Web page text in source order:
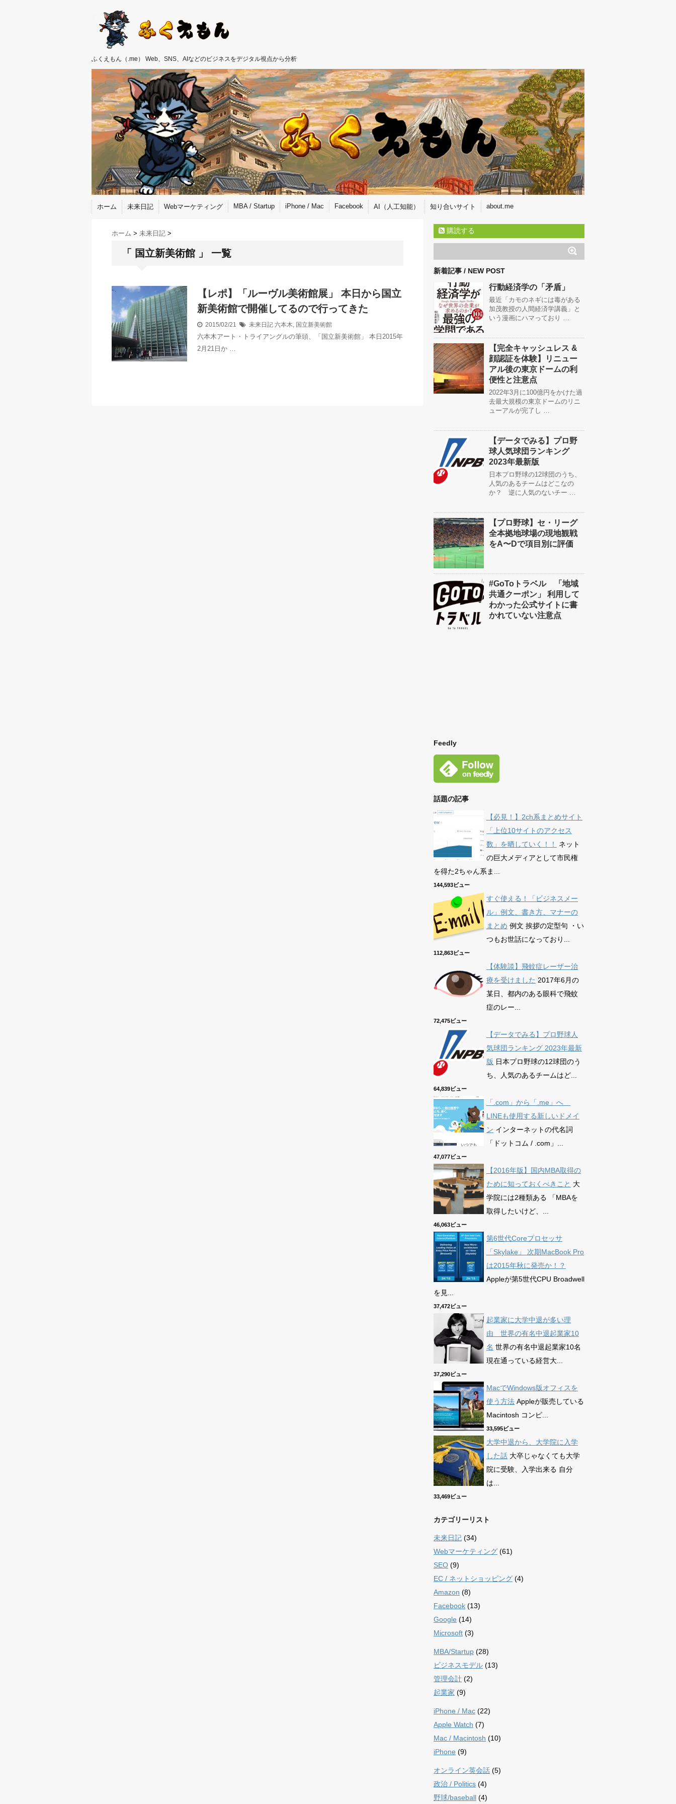
ふくえもん（.me） Web、SNS、AIなどのビジネスをデジタル視点から分析
ホーム 未来日記 Webマーケティング MBA / Startup iPhone / Mac Facebook AI（人工知能） 知り合いサイト about.me
ホーム > 未来日記 >
「 国立新美術館 」 一覧
【レポ】「ルーヴル美術館展」 本日から国立
新美術館で開催してるので行ってきた
2015/02/21 未来日記 六本木 国立新美術館
六本木アート・トライアングルの筆頭、「国立新美術館」 本日2015年
2月21日か …
購読する
新着記事 / NEW POST
行動経済学の「矛盾」
最近「カモのネギには毒がある
加茂教授の人間経済学講義」と
いう漫画にハマっており …
【完全キャッシュレス &
顔認証を体験】リニュー
アル後の東京ドームの利
便性と注意点
2022年3月に100億円をかけた過
去最大規模の東京ドームのリニ
ューアルが完了し …
【データでみる】プロ野
球人気球団ランキング
2023年最新版
日本プロ野球の12球団のうち、
人気のあるチームはどこなの
か？ 逆に人気のないチー …
【プロ野球】セ・リーグ
全本拠地球場の現地観戦
をA〜Dで項目別に評価
#GoToトラベル 「地域
共通クーポン」 利用して
わかった公式サイトに書
かれていない注意点
Feedly
話題の記事
【必見！】2ch系まとめサイト
「上位10サイトのアクセス
数」を晒していく！！
ネット
の巨大メディアとして市民権
を得た2ちゃん系ま...
144,593ビュー
すぐ使える！「ビジネスメー
ル」例文、書き方、マナーの
まとめ 例文 挨拶の定型句 ・い
つもお世話になっており...
112,863ビュー
【体験談】飛蚊症レーザー治
療を受けました 2017年6月の
某日、都内のある眼科で飛蚊
症のレー...
72,475ビュー
【データでみる】プロ野球人
気球団ランキング 2023年最新
版 日本プロ野球の12球団のう
ち、人気のあるチームはど...
64,839ビュー
「.com」から「.me」へ
LINEも使用する新しいドメイ
ン インターネットの代名詞
「ドットコム / .com」...
47,077ビュー
【2016年版】国内MBA取得の
ために知っておくべきこと 大
学院には2種類ある 「MBAを
取得したいけど、...
46,063ビュー
第6世代Coreプロセッサ
「Skylake」 次期MacBook Pro
は2015年秋に発売か！？
Appleが第5世代CPU Broadwell
を見...
37,472ビュー
起業家に大学中退が多い理
由 世界の有名中退起業家10
名 世界の有名中退起業家10名
現在通っている経営大...
37,290ビュー
MacでWindows版オフィスを
使う方法 Appleが販売している
Macintosh コンピ...
33,595ビュー
大学中退から、大学院に入学
した話 大卒じゃなくても大学
院に受験、入学出来る 自分
は...
33,469ビュー
カテゴリーリスト
未来日記 (34)
Webマーケティング (61)
SEO (9)
EC / ネットショッピング (4)
Amazon (8)
Facebook (13)
Google (14)
Microsoft (3)
MBA/Startup (28)
ビジネスモデル (13)
管理会計 (2)
起業家 (9)
iPhone / Mac (22)
Apple Watch (7)
Mac / Macintosh (10)
iPhone (9)
オンライン英会話 (5)
政治 / Politics (4)
野球/baseball (4)